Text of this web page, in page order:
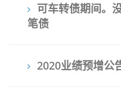
可车转债期间。
笔债
2020业绩预增公